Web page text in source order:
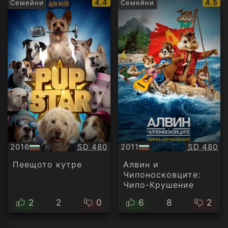
Семейни
рейтинг:
4.4
2016
БГ
аудио
Качество:
SD 480
Пеещото кутре
2 2 0
Семейни 4.5
2011
БГ
аудио
SD 480
Алвин и
Чипоносковците:
Чипо-Крушение
6
8 2